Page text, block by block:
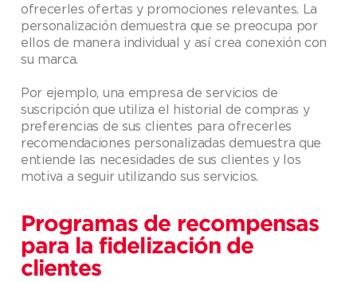
ofrecerles ofertas y promociones relevantes. La
personalización demuestra que se preocupa por
ellos de manera individual y así crea conexión con
su marca.
Por ejemplo, una empresa de servicios de
suscripción que utiliza el historial de compras y
preferencias de sus clientes para ofrecerles
recomendaciones personalizadas demuestra que
entiende las necesidades de sus clientes y los
motiva a seguir utilizando sus servicios.
Programas de recompensas
para la fidelización de
clientes